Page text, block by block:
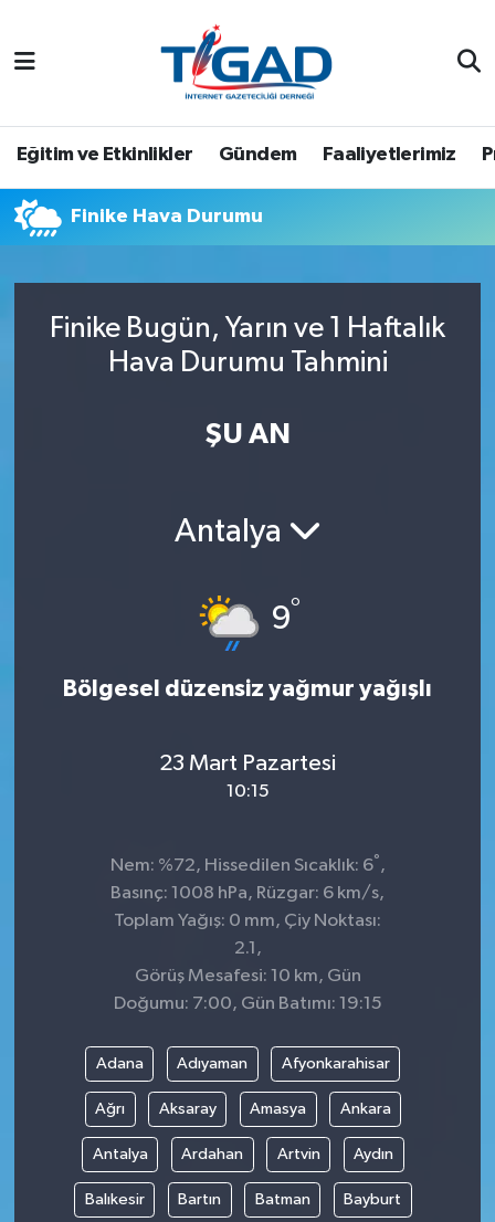
Eğitim ve Etkinlikler Gündem Faaliyetlerimiz
Finike Hava Durumu
Finike Bugün, Yarın ve 1 Haftalık
Hava Durumu Tahmini
ŞU AN
Antalya
9°
Bölgesel düzensiz yağmur yağışlı
23 Mart Pazartesi
10:15
Nem: %72, Hissedilen Sıcaklık: 6° ,
Basınç: 1008 hPa, Rüzgar: 6 km/s,
Toplam Yağış: 0 mm, Çiy Noktası:
2.1,
Görüş Mesafesi: 10 km, Gün
Doğumu: 7:00, Gün Batımı: 19:15
Adana Adıyaman Afyonkarahisar
Ağrı Aksaray Amasya Ankara
Antalya Ardahan Artvin Aydın
Balıkesir Bartın Batman Bayburt
Nöbetçi Eczaneler
Tüm Manşetler
Son Dakika Haberleri